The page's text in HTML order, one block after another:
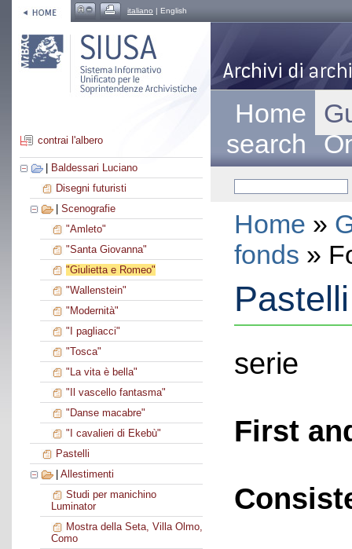
italiano | English
contrai l'albero
Baldessari Luciano
Disegni futuristi
Scenografie
"Amleto"
"Santa Giovanna"
"Giulietta e Romeo"
"Wallenstein"
"Modernità"
"I pagliacci"
"Tosca"
"La vita è bella"
"Il vascello fantasma"
"Danse macabre"
"I cavalieri di Ekebù"
Pastelli
Allestimenti
Studi per manichino
Luminator
Mostra della Seta, Villa Olmo,
Como
Home
search
Home »
fonds »
Pastelli
serie
First